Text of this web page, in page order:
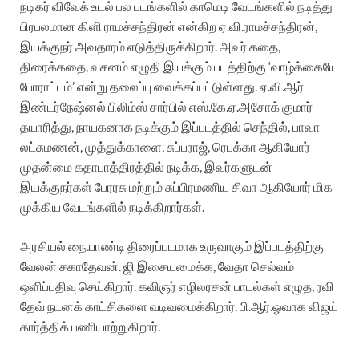
நடிகர் விவேக் உடல் பல படங்களில் காமெடி வேடங்களில் நடித்து
பிரபலமான கிளி ராமச்சந்திரன் என்கிற ஏ.வி.ராமச்சந்திரன்,
இயக்குநர் அவதாரம் எடுத்திருக்கிறார். அவர் கதை,
திரைக்கதை, வசனம் எழுதி இயக்கும் படத்திற்கு ‘வாழ்க்கையே
போராட்டம்’ என்று தலைப்பு வைக்கப்பட்டுள்ளது. ஏ.வி.ஆர்
இண்டர்நேஷ்னல் பிலிம்ஸ் சார்பில் எஸ்.கே.ஏ.அசோக் குமார்
தயாரித்து, நாயகனாக நடிக்கும் இப்படத்தில் செந்தில், பாவா
லட்சுமணன், முத்துக்காளை, சுப்பராஜ், ரெபக்கா ஆகியோர்
முதன்மை கதாபாத்திரத்தில் நடிக்க, இவர்களுடன்
இயக்குநர்கள் பேரரசு மற்றும் சுப்பிரமணிய சிவா ஆகியோர் மிக
முக்கிய வேடங்களில் நடிக்கிறார்கள்.
அரசியல் நையாண்டி திரைப்படமாக உருவாகும் இப்படத்திற்கு
வேலன் சகாதேவன். ஜி இசையமைக்க, வேதா செல்வம்
ஒளிப்பதிவு செய்கிறார். கவிஞர் எழிலரசன் பாடல்கள் எழுத, ரவி
தேவ் நடனக் காட்சிகளை வடிவமைக்கிறார். பி.ஆர்.ஓவாக விஜய்
கார்த்திக் பணியாற்றுகிறார்.